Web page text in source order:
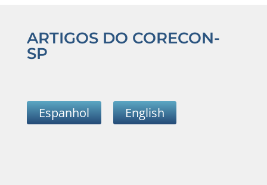
ARTIGOS DO CORECON-
SP
Espanhol English